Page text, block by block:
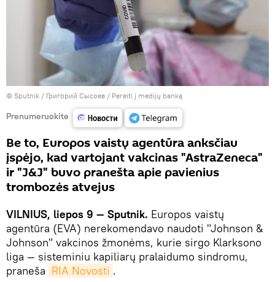
© Sputnik / Григорий Сысоев / Pereiti į medijų banką
Prenumeruokite
Be to, Europos vaistų agentūra anksčiau
įspėjo, kad vartojant vakcinas "AstraZeneca"
ir "J&J" buvo pranešta apie pavienius
trombozės atvejus
VILNIUS, liepos 9 — Sputnik. Europos vaistų
agentūra (EVA) nerekomendavo naudoti "Johnson &
Johnson" vakcinos žmonėms, kurie sirgo Klarksono
liga — sisteminiu kapiliarų pralaidumo sindromu,
praneša RIA Novosti .